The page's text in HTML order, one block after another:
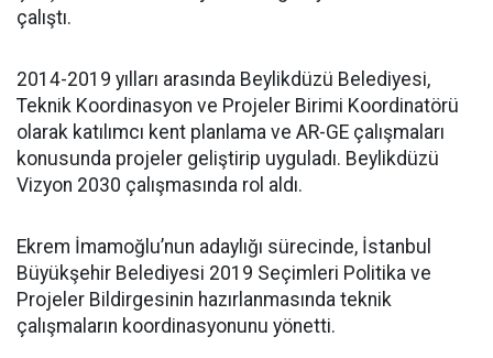
çalıştı.
2014-2019 yılları arasında Beylikdüzü Belediyesi,
Teknik Koordinasyon ve Projeler Birimi Koordinatörü
olarak katılımcı kent planlama ve AR-GE çalışmaları
konusunda projeler geliştirip uyguladı. Beylikdüzü
Vizyon 2030 çalışmasında rol aldı.
Ekrem İmamoğlu’nun adaylığı sürecinde, İstanbul
Büyükşehir Belediyesi 2019 Seçimleri Politika ve
Projeler Bildirgesinin hazırlanmasında teknik
çalışmaların koordinasyonunu yönetti.